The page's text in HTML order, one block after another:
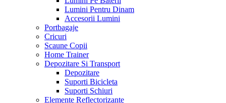
Lumini Pentru Dinam
Accesorii Lumini
Portbagaje
Cricuri
Scaune Copii
Home Trainer
Depozitare Si Transport
Depozitare
Suporti Bicicleta
Suporti Schiuri
Elemente Reflectorizante